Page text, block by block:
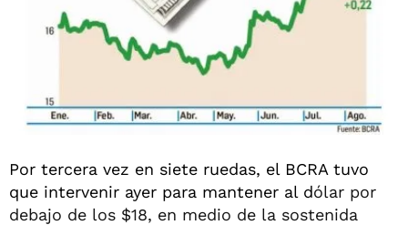
Por tercera vez en siete ruedas, el BCRA tuvo
que intervenir ayer para mantener al dólar por
debajo de los $18, en medio de la sostenida